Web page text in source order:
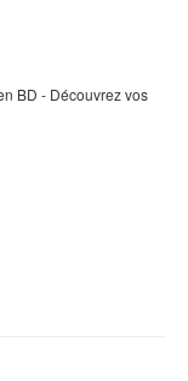
BD - Découvrez vos